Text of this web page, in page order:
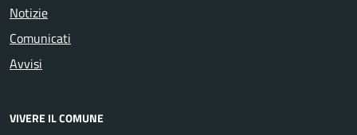
Notizie
Comunicati
Avvisi
VIVERE IL COMUNE